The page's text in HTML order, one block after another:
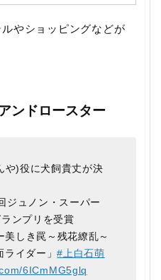
やショッピングなどが
ンドロースター
や)役に犬飼貴丈が決
ジュノン・スーパー
ンプリを受賞
しき罠～残花繚乱～
ライダー」#上白石萌
6ICmMG5glq